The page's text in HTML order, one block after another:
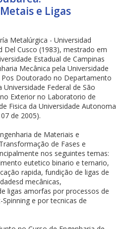
e Ligas
Metalúrgica - Universidad
Del Cusco (1983), mestrado em
Estadual de Campinas
Mecânica pela Universidade
Pos Doutorado no Departamento
Federal de São
Exterior no Laboratorio de
Fisica da Universidade Autonoma
de 2005).
de Materiais e
de Fases e
nos seguintes temas:
eutetico binario e ternario,
rapida, fundição de ligas de
mecânicas,
ligas amorfas por processos de
e por tecnicas de